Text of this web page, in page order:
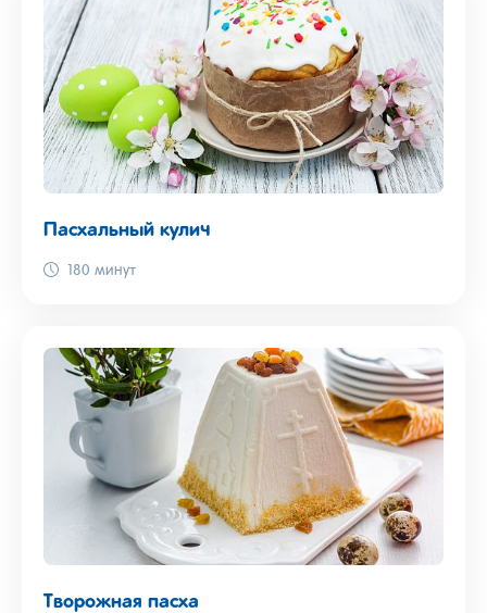
Пасхальный кулич
180 минут
Творожная пасха